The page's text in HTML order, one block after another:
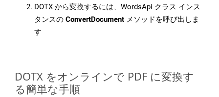
DOTX から変換するには、WordsApi クラス インス
タンスの ConvertDocument メソッドを呼び出しま
す
DOTX をオンラインで PDF に変換す
る簡単な手順